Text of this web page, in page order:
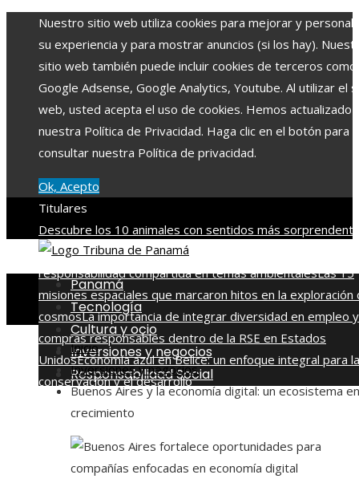
Nuestro sitio web utiliza cookies para mejorar y
su experiencia y para mostrar anuncios (si los hay).
sitio web también puede incluir cookies de terceros como
Google Adsense, Google Analytics, Youtube. Al utilizar el
web, usted acepta el uso de cookies. Hemos actualizado
nuestra Política de Privacidad. Haga clic en el botón para
consultar nuestra Política de privacidad.
Ok, Acepto
Titulares
Descubre los 10 animales con sentidos más
agudos del planetaCómo Estocolmo sentó las bases para
responsabilidad compartida en temas ambientalesLas 15
misiones espaciales que marcaron hitos en la exploración
cosmosLa importancia de integrar diversidad en empleo y
compras responsables dentro de la RSE en Estados
UnidosEconomía azul en Belice: un enfoque integral para la
conservación y el desarrollo
Panamá
Tecnología
Cultura y ocio
Inversiones y negocios
Responsabilidad Social
Inicio
Inversiones y negocios
Buenos Aires y la economía digital: un ecosistema en
crecimiento